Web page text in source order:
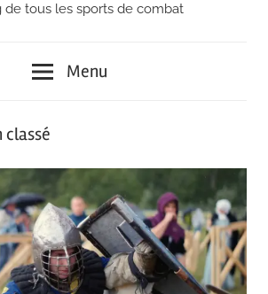
de tous les sports de combat
Menu
classé